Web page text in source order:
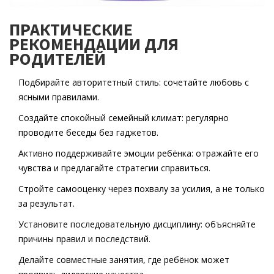
ПРАКТИЧЕСКИЕ
РЕКОМЕНДАЦИИ ДЛЯ
РОДИТЕЛЕЙ
Подбирайте авторитетный стиль: сочетайте любовь с
ясными правилами.
Создайте спокойный семейный климат: регулярно
проводите беседы без гаджетов.
Активно поддерживайте эмоции ребёнка: отражайте его
чувства и предлагайте стратегии справиться.
Стройте самооценку через похвалу за усилия, а не только
за результат.
Установите последовательную дисциплину: объясняйте
причины правил и последствий.
Делайте совместные занятия, где ребёнок может